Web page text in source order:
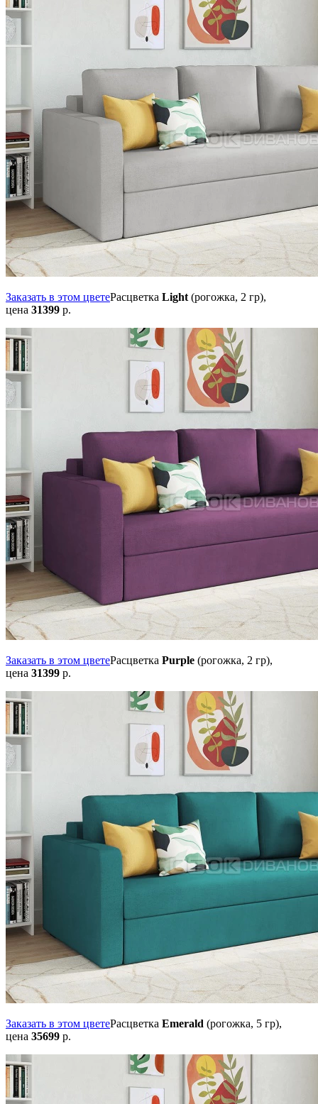
Заказать в этом цветеРасцветка Light(рогожка, 2 гр),
цена 31399 р.
Заказать в этом цветеРасцветка Purple (рогожка, 2 гр),
цена 31399 р.
Заказать в этом цветеРасцветка Emerald (рогожка, 5 гр),
цена 35699 р.